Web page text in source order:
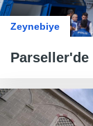
Zeynebiye